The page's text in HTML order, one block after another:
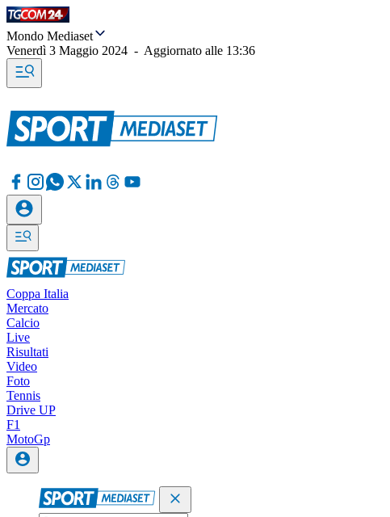
Mondo Mediaset
Venerdì 3 Maggio 2024 - Aggiornato alle 13:36
Coppa Italia
Mercato
Calcio
Live
Risultati
Video
Foto
Tennis
Drive UP
F1
MotoGp